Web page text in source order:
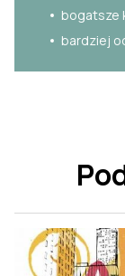
bogatsze
bardziej